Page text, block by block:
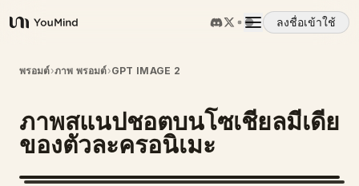
YouMind
ลงชื่อเข้าใช้
ภาพรวม
กรณีการใช้งาน
ทักษะ
พรอมต์›ภาพ พรอมต์›GPT IMAGE 2
ภาพสแนปชอตบนโซเชียลมีเดีย
ของตัวละครอนิเมะ